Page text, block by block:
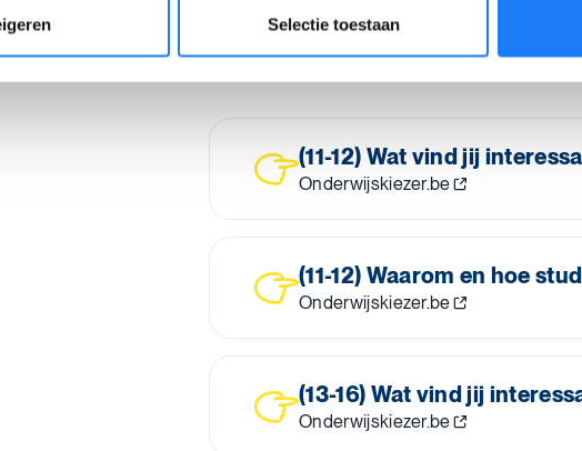
Selectie toestaan
Je kan vaak nog veranderen van
met jeCLB
(11-12) Wat vind jij
Onderwijskiezer.be
(11-12) Waarom en hoe
Onderwijskiezer.be
(13-16) Wat vind jij
Onderwijskiezer.be